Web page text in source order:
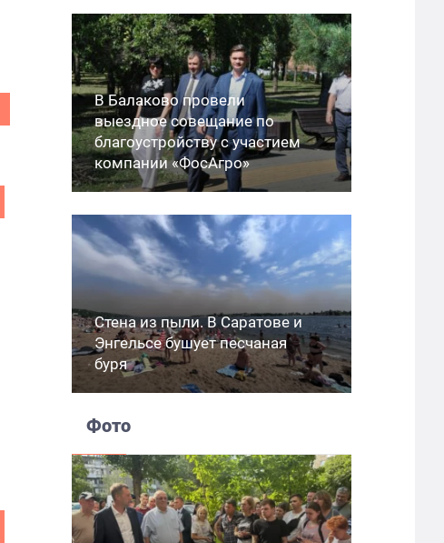
В Балаково провели
выездное совещание по
благоустройству с участием
компании «ФосАгро»
Стена из пыли. В Саратове и
Энгельсе бушует песчаная
буря
Фото